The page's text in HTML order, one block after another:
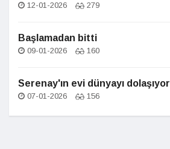
12-01-2026 279
Başlamadan bitti
09-01-2026 160
Serenay'ın evi dünyayı dolaşıyor
07-01-2026 156